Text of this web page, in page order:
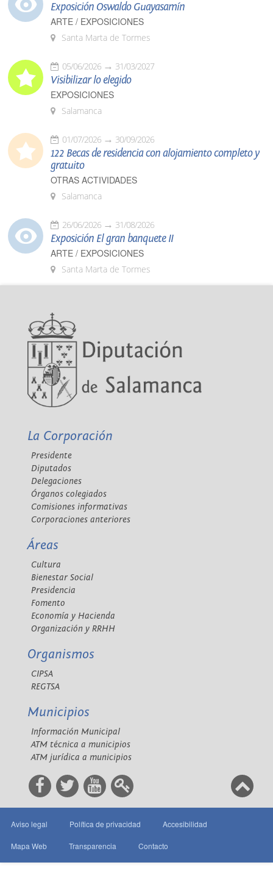
Exposición Oswaldo Guayasamín
ARTE / EXPOSICIONES
Santa Marta de Tormes
05/06/2026 31/03/2027
Visibilizar lo elegido
EXPOSICIONES
Salamanca
01/07/2026 30/09/2026
122 Becas de residencia con alojamiento completo y
gratuito
OTRAS ACTIVIDADES
Salamanca
26/06/2026 31/08/2026
Exposición El gran banquete II
ARTE / EXPOSICIONES
Santa Marta de Tormes
La Corporación
Presidente
Diputados
Delegaciones
Órganos colegiados
Comisiones informativas
Corporaciones anteriores
Áreas
Cultura
Bienestar Social
Presidencia
Fomento
Economía y Hacienda
Organización y RRHH
Organismos
CIPSA
REGTSA
Municipios
Información Municipal
ATM técnica a municipios
ATM jurídica a municipios
Aviso legal Política de privacidad Accesibilidad
Mapa Web Transparencia Contacto